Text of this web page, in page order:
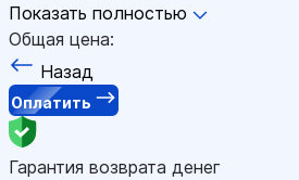
Показать полностью
Общая цена:
Назад
Оплатить
Гарантия возврата денег